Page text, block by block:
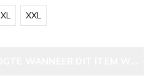
XL XXL